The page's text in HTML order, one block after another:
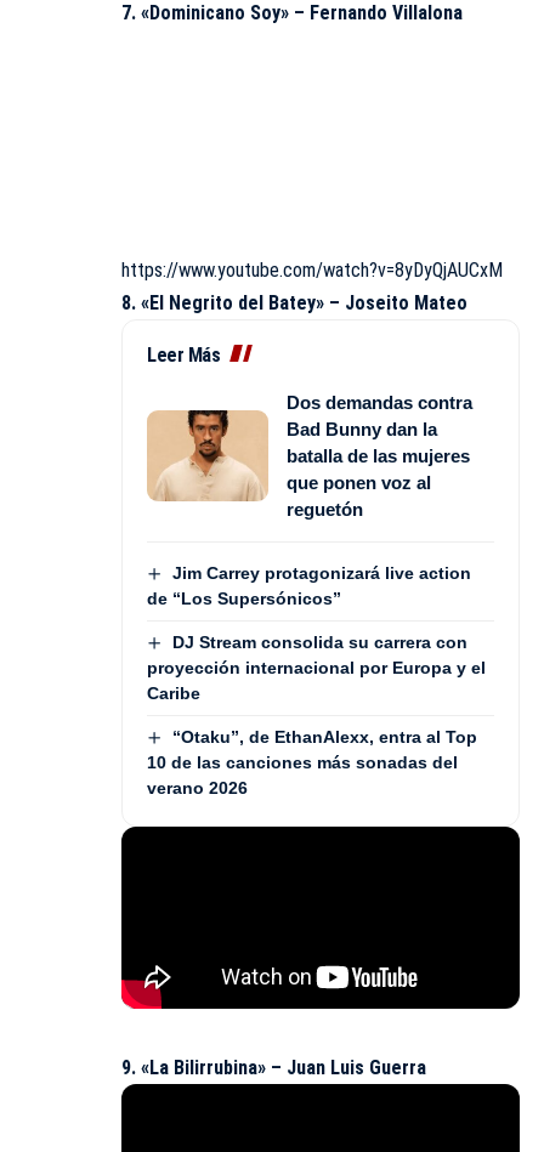
7. «Dominicano Soy» – Fernando Villalona
https://www.youtube.com/watch?v=8yDyQjAUCxM
8. «El Negrito del Batey» – Joseito Mateo
Leer Más
Dos demandas contra
Bad Bunny dan la
batalla de las mujeres
que ponen voz al
reguetón
Jim Carrey protagonizará live action
de “Los Supersónicos”
DJ Stream consolida su carrera con
proyección internacional por Europa y el
Caribe
“Otaku”, de EthanAlexx, entra al Top
10 de las canciones más sonadas del
verano 2026
9. «La Bilirrubina» – Juan Luis Guerra